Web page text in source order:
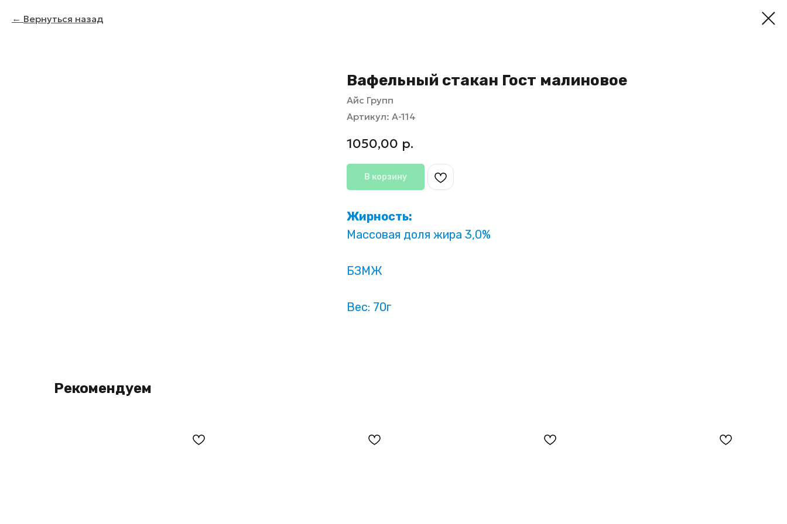
Вернуться назад
Вафельный стакан Гост малиновое
Айс Групп
Артикул: А-114
1050,00 р.
В корзину
Жирность:
Массовая доля жира 3,0%
БЗМЖ
Вес: 70г
Рекомендуем